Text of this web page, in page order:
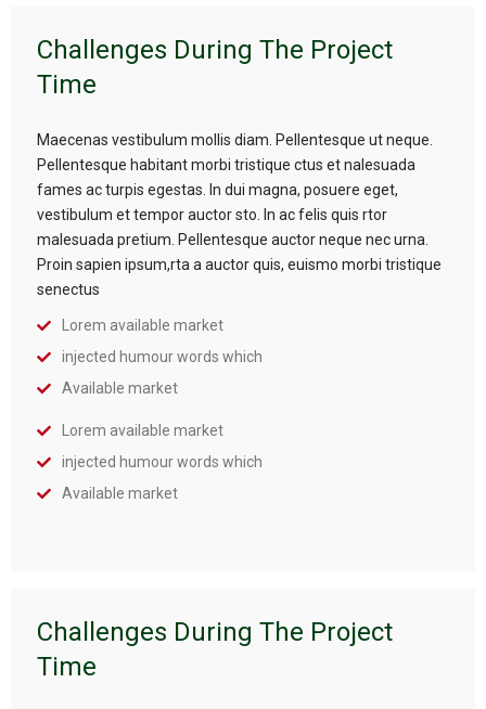
Challenges During The Project
Time
Maecenas vestibulum mollis diam. Pellentesque ut neque.
Pellentesque habitant morbi tristique ctus et nalesuada
fames ac turpis egestas. In dui magna, posuere eget,
vestibulum et tempor auctor sto. In ac felis quis rtor
malesuada pretium. Pellentesque auctor neque nec urna.
Proin sapien ipsum,rta a auctor quis, euismo morbi tristique
senectus
Lorem available market
injected humour words which
Available market
Lorem available market
injected humour words which
Available market
Challenges During The Project
Time